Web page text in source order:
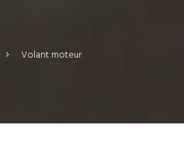
> Volant moteur